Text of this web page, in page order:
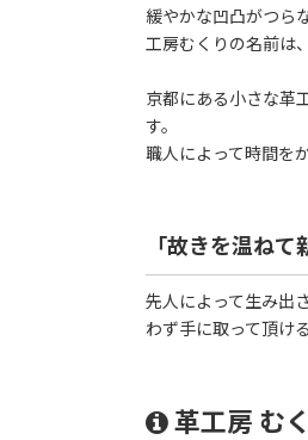
緩やかな凹凸がつら
工房むくりの名前は
京都にある小さな革
す。
職人によって時間を
「故きを温ねて
先人によって生み出
わず手に取って頂け
革工房 む